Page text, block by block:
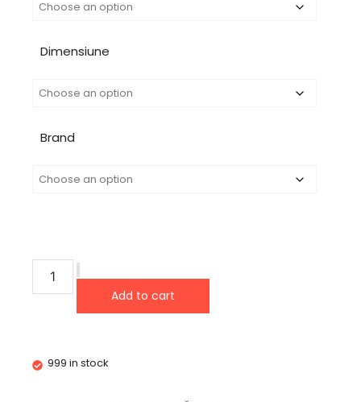
Dimensiune
Brand
Add to cart
999 in stock